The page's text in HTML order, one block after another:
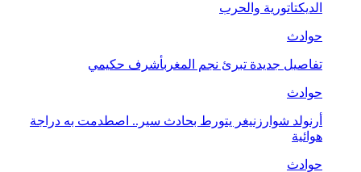
الديكتاتورية والحرب
حوادث
تفاصيل جديدة تبرئ نجم المغربأشرف حكيمي
حوادث
أرنولد شوارزنيغر يتورط بحادث سير.. اصطدمت به دراجة
هوائية
حوادث